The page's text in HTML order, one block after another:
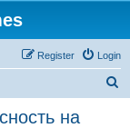
Login
Register
на